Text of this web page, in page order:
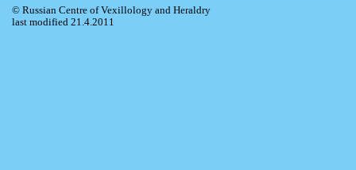
© Russian Centre of Vexillology and Heraldry
last modified 21.4.2011